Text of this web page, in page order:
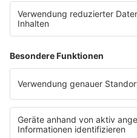
Ansprechpartner
RECHTLICHES
Impressum
Datenschutz
Datenschutzeinstellungen
Datenverarbeitung bei
Teilnahmebedingungen